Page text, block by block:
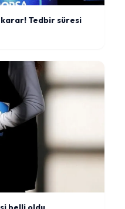
karar! Tedbir süresi